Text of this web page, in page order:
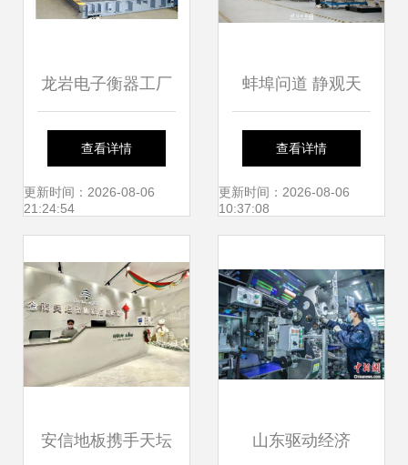
龙岩电子衡器工厂
以技术服务铸就行
业标杆
查看详情
更新时间：2026-08-06
21:24:54
蚌埠问道 静观天
地，逐梦苍穹
查看详情
更新时间：2026-08-06
10:37:08
安信地板携手天坛 山东驱动经济